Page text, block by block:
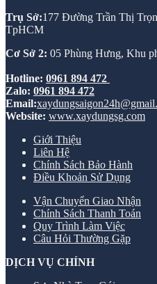
Trụ Sở:177 Đường Trần Thị
TpHCM
Cơ Sở 2: 05 Phùng Hưng, Khu
Hotline: 0961 894 472
Zalo: 0961 894 472
Email:
Website: www.xaydungsg.com
Giới Thiệu
Liên Hệ
Chính Sách Bảo Hành
Điều Khoản Sử Dụng
Vận Chuyển Giao Nhận
Chính Sách Thanh Toán
Quy Trình Làm Việc
Câu Hỏi Thường Gặp
DỊCH VỤ CHÍNH